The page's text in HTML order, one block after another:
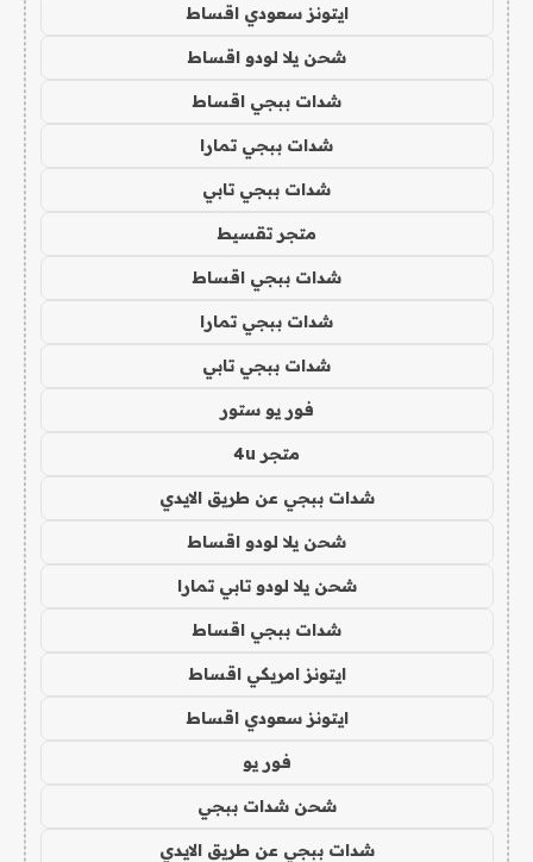
ايتونز سعودي اقساط
شحن يلا لودو اقساط
شدات ببجي اقساط
شدات ببجي تمارا
شدات ببجي تابي
متجر تقسيط
شدات ببجي اقساط
شدات ببجي تمارا
شدات ببجي تابي
فور يو ستور
متجر 4u
شدات ببجي عن طريق الايدي
شحن يلا لودو اقساط
شحن يلا لودو تابي تمارا
شدات ببجي اقساط
ايتونز امريكي اقساط
ايتونز سعودي اقساط
فور يو
شحن شدات ببجي
شدات ببجي عن طريق الايدي